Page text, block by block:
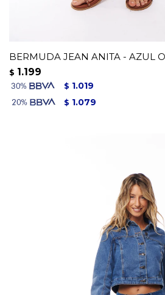
BERMUDA JEAN ANITA - AZUL
$ 1.199
$ 1.019
$ 1.079